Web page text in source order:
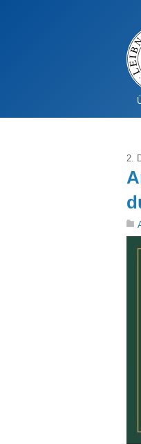
2.